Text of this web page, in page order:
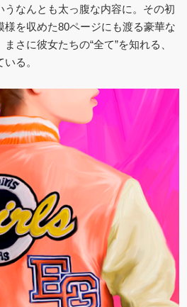
なんとも太っ腹な内容に。その初
を収めた80ページにも渡る豪華な
さに彼女たちの“全て”を知れる、
る。